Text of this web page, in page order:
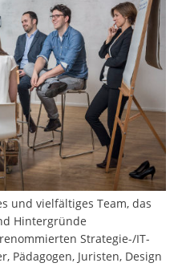
und vielfältiges Team, das
Hintergründe
Strategie-/IT-
Pädagogen, Juristen, Design